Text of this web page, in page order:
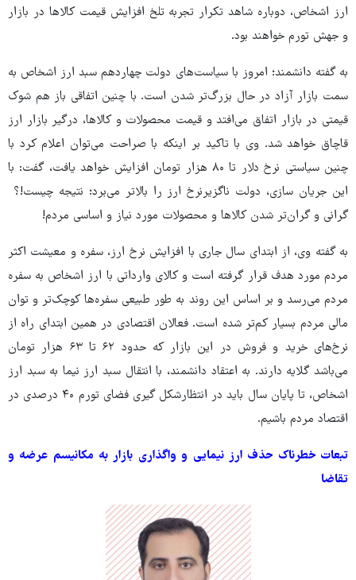
ارز اشخاص، دوباره شاهد تکرار تجربه تلخ افزایش قیمت کالاها در بازار
و جهش تورم خواهند بود.
به گفته دانشمند؛ امروز با سیاست‌های دولت چهاردهم سبد ارز اشخاص به
سمت بازار آزاد در حال بزرگ‌تر شدن است. با چنین اتفاقی باز هم شوک
قیمتی در بازار اتفاق می‌افتد و قیمت محصولات و کالاها، درگیر بازار ارز
قاچاق خواهد شد. وی با تاکید بر اینکه با صراحت می‌توان اعلام کرد با
چنین سیاستی نرخ دلار تا ۸۰ هزار تومان افزایش خواهد یافت، گفت: با
این جریان سازی، دولت ناگزیرنرخ ارز را بالاتر می‌برد؛ نتیجه چیست!؟
گرانی و گران‌تر شدن کالاها و محصولات مورد نیاز و اساسی مردم!
به گفته وی، از ابتدای سال جاری با افزایش نرخ ارز، سفره و معیشت اکثر
مردم مورد هدف قرار گرفته است و کالای وارداتی با ارز اشخاص به سفره
مردم می‌رسد و بر اساس این روند به طور طبیعی سفره‌ها کوچک‌تر و توان
مالی مردم بسیار کم‌تر شده است. فعالان اقتصادی در همین ابتدای راه از
نرخ‌های خرید و فروش در این بازار که حدود ۶۲ تا ۶۳ هزار تومان
می‌باشد گلایه دارند. به اعتقاد دانشمند، با انتقال سبد ارز نیما به سبد ارز
اشخاص، تا پایان سال باید در انتظارشکل گیری فضای تورم ۴۰ درصدی در
اقتصاد مردم باشیم.
تبعات خطرناک حذف ارز نیمایی و واگذاری بازار به مکانیسم عرضه و
تقاضا